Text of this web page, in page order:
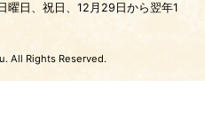
曜日、祝日、12月29日から翌年1
All Rights Reserved.